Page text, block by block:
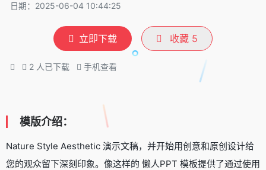
日期：2025-06-04 10:44:25
立即下载 收藏 5
2 人已下载 手机查看
模版介绍：
Nature Style Aesthetic 演示文稿，并开始用创意和原创设计给
您的观众留下深刻印象。像这样的 懒人PPT 模板提供了通过使用